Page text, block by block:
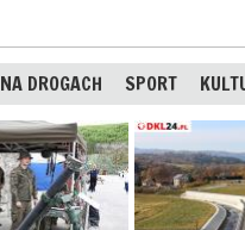
NA DROGACH SPORT